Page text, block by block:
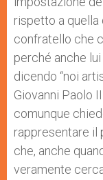
rispetto a quella
confratello che
perché anche
dicendo “noi
Giovanni Paolo
comunque
rappresentare il
che, anche
veramente